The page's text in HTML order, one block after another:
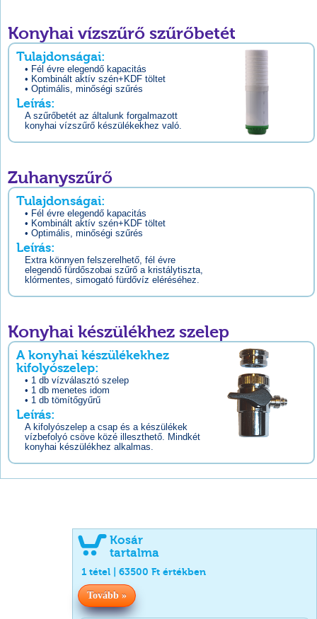
Konyhai vízszűrő szűrőbetét
Tulajdonságai:
• Fél évre elegendő kapacitás
• Kombinált aktív szén+KDF töltet
• Optimális, minőségi szűrés
Leírás:
A szűrőbetét az általunk forgalmazott
konyhai vízszűrő készülékekhez való.
Zuhanyszűrő
Tulajdonságai:
• Fél évre elegendő kapacitás
• Kombinált aktív szén+KDF töltet
• Optimális, minőségi szűrés
Leírás:
Extra könnyen felszerelhető, fél évre
elegendő fürdőszobai szűrő a kristálytiszta,
klórmentes, simogató fürdővíz eléréséhez.
Konyhai készülékhez szelep
A konyhai készülékekhez
kifolyószelep:
• 1 db vízválasztó szelep
• 1 db menetes idom
• 1 db tömítőgyűrű
Leírás:
A kifolyószelep a csap és a készülékek
vízbefolyó csöve közé illeszthető. Mindkét
konyhai készülékhez alkalmas.
Kosár
tartalma
1 tétel | 63500 Ft értékben
Tovább »